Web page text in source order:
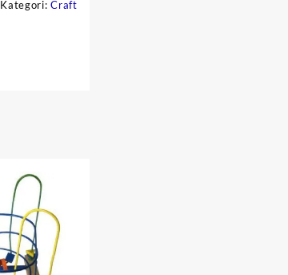
Kategori:Craft